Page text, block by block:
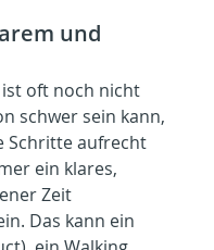
und
oft noch nicht
schwer sein kann,
Schritte aufrecht
ein klares,
Zeit
Das kann ein